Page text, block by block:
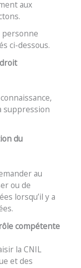
aux
personne
ci-dessous.
suppression
du
au
ou de
lorsqu’il y a
compétente
la CNIL
et des